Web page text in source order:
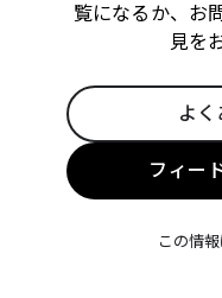
覧になるか、お
見を
よ
フィー
この情